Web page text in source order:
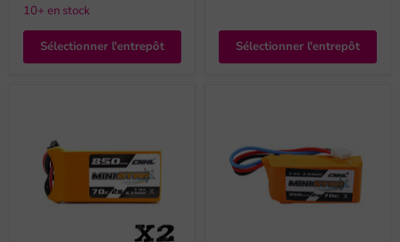
10+ en stock
Sélectionner l'entrepôt Sélectionner l'entrepôt